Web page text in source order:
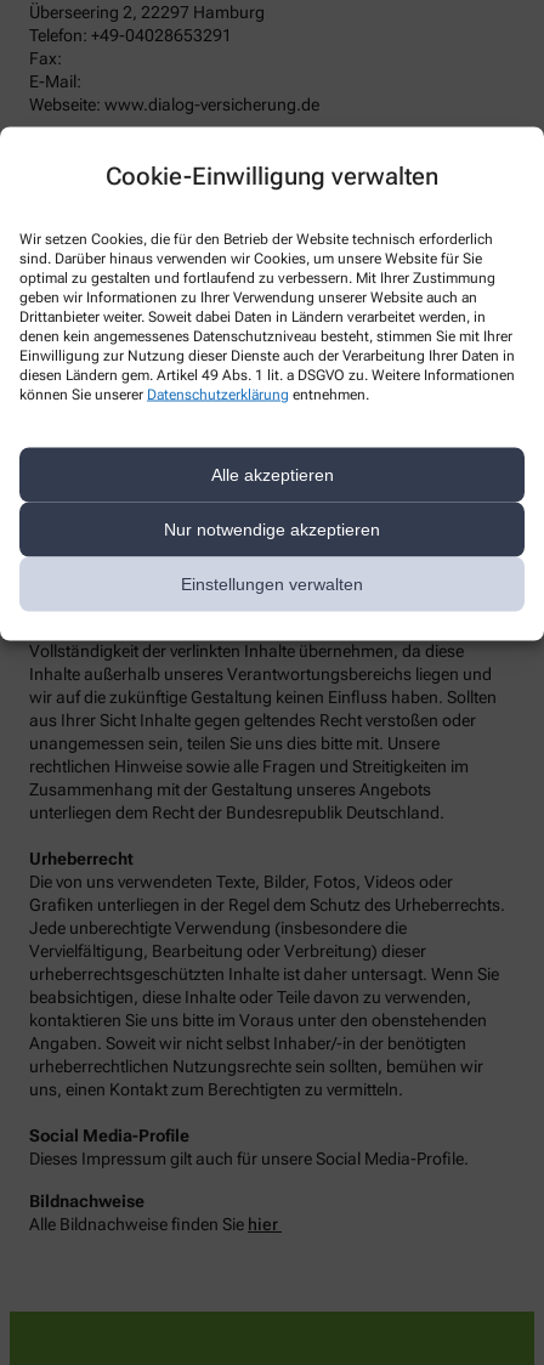
Cookie-Einwilligung verwalten
Wir setzen Cookies, die für den Betrieb der Website technisch erforderlich
sind. Darüber hinaus verwenden wir Cookies, um unsere Website für Sie
optimal zu gestalten und fortlaufend zu verbessern. Mit Ihrer Zustimmung
geben wir Informationen zu Ihrer Verwendung unserer Website auch an
Drittanbieter weiter. Soweit dabei Daten in Ländern verarbeitet werden, in
denen kein angemessenes Datenschutzniveau besteht, stimmen Sie mit Ihrer
Einwilligung zur Nutzung dieser Dienste auch der Verarbeitung Ihrer Daten in
diesen Ländern gem. Artikel 49 Abs. 1 lit. a DSGVO zu. Weitere Informationen
können Sie unserer Datenschutzerklärung entnehmen.
Alle akzeptieren
Nur notwendige akzeptieren
Einstellungen verwalten
Überseering 2, 22297 Hamburg
Telefon: +49-04028653291
Fax:
E-Mail:
Webseite: www.dialog-versicherung.de
Den/Die betriebliche/-n Datenschutzbeauftragte/-n unserer
Apotheke können Sie hier erreichen:
Alter Weg 25, 58091 Hagen
Telefon:+49-228 255200
Fax:+49-228 2494992
Email:info@dk-buero.de
Website :
Weitere Hinweise
Wir sind weder verpflichtet noch bereit, an einem
Streitbeilegungsverfahren vor einer Verbraucherschlichtungsstelle
Wir sind für unsere Inhalte verantwortlich. Alle Inhalte werden mit
der gebotenen Sorgfalt und nach bestem Wissen erstellt. Soweit
Vollständigkeit der verlinkten Inhalte übernehmen, da diese
Inhalte außerhalb unseres Verantwortungsbereichs liegen und
wir auf die zukünftige Gestaltung keinen Einfluss haben. Sollten
aus Ihrer Sicht Inhalte gegen geltendes Recht verstoßen oder
unangemessen sein, teilen Sie uns dies bitte mit. Unsere
rechtlichen Hinweise sowie alle Fragen und Streitigkeiten im
Zusammenhang mit der Gestaltung unseres Angebots
unterliegen dem Recht der Bundesrepublik Deutschland.
Urheberrecht
Die von uns verwendeten Texte, Bilder, Fotos, Videos oder
Grafiken unterliegen in der Regel dem Schutz des Urheberrechts.
Jede unberechtigte Verwendung (insbesondere die
Vervielfältigung, Bearbeitung oder Verbreitung) dieser
urheberrechtsgeschützten Inhalte ist daher untersagt. Wenn Sie
beabsichtigen, diese Inhalte oder Teile davon zu verwenden,
kontaktieren Sie uns bitte im Voraus unter den obenstehenden
Angaben. Soweit wir nicht selbst Inhaber/-in der benötigten
urheberrechtlichen Nutzungsrechte sein sollten, bemühen wir
uns, einen Kontakt zum Berechtigten zu vermitteln.
Social Media-Profile
Dieses Impressum gilt auch für unsere Social Media-Profile.
Bildnachweise
Alle Bildnachweise finden Sie hier